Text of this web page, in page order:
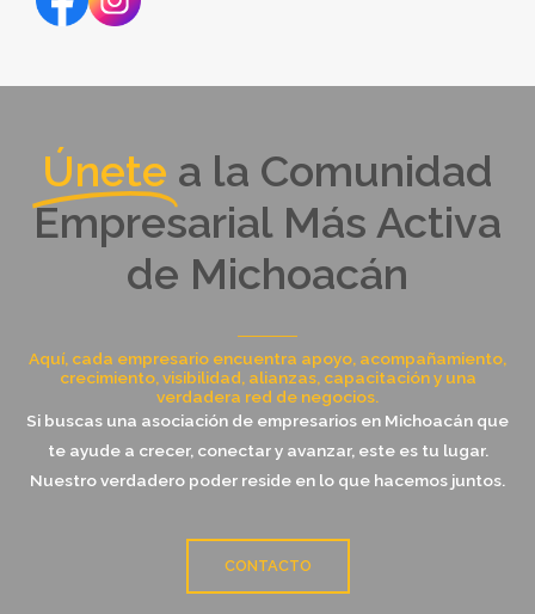
Únete a la Comunidad
Empresarial Más Activa
de Michoacán
Aquí, cada empresario encuentra apoyo, acompañamiento,
crecimiento, visibilidad, alianzas, capacitación y una
verdadera red de negocios.
Si buscas una asociación de empresarios en Michoacán que
te ayude a crecer, conectar y avanzar, este es tu lugar.
Nuestro verdadero poder reside en lo que hacemos juntos.
CONTACTO